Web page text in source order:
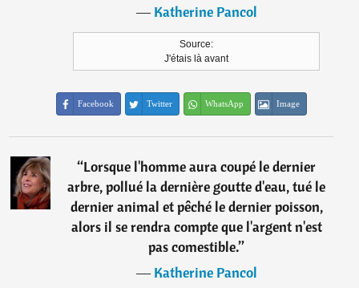
―Katherine Pancol
Source:
J'étais là avant
Facebook Twitter WhatsApp Image
“Lorsque l'homme aura coupé le dernier
arbre, pollué la dernière goutte d'eau, tué le
dernier animal et pêché le dernier poisson,
alors il se rendra compte que l'argent n'est
pas comestible.”
―Katherine Pancol